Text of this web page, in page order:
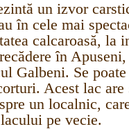
un izvor
în cele mai
calcaroasă, la
în
Galbeni. Se
Acest lac are
un localnic,
pe vecie.